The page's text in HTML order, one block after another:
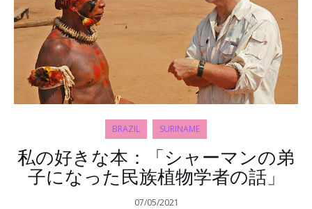
BRAZIL SURINAME
私の好きな本：「シャーマンの弟
子になった民族植物学者の話」
07/05/2021